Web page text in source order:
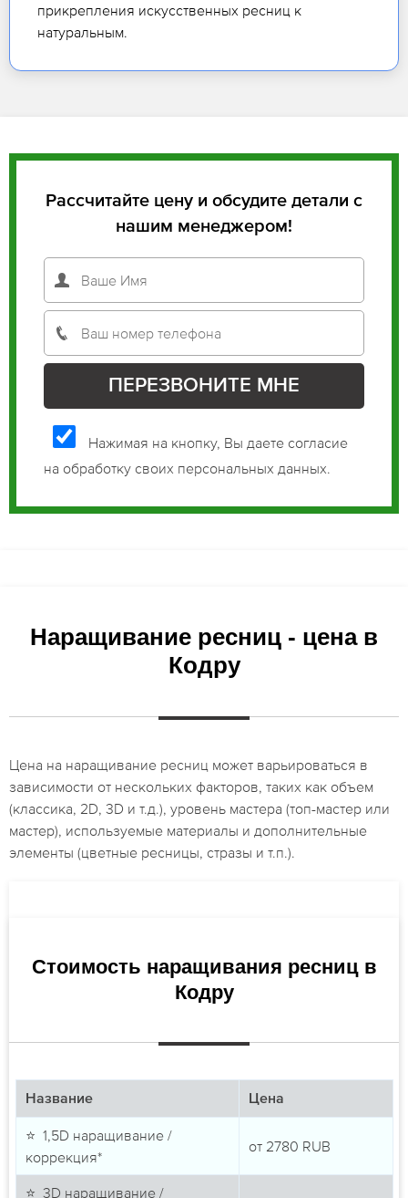
прикрепления искусственных ресниц к
натуральным.
Рассчитайте цену и обсудите детали с
нашим менеджером!
Нажимая на кнопку, Вы даете согласие
на обработку своих персональных данных.
Наращивание ресниц - цена в
Кодру
Цена на наращивание ресниц может варьироваться в
зависимости от нескольких факторов, таких как объем
(классика, 2D, 3D и т.д.), уровень мастера (топ-мастер или
мастер), используемые материалы и дополнительные
элементы (цветные ресницы, стразы и т.п.).
Стоимость наращивания ресниц в
Кодру
Название Цена
⭐ 1,5D наращивание /
коррекция*
от 2780 RUB
⭐ 3D наращивание /